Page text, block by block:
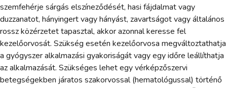
szemfehérje sárgás elszíneződését, hasi fájdalmat vagy
duzzanatot, hányingert vagy hányást, zavartságot vagy általános
rossz közérzetet tapasztal, akkor azonnal keresse fel
kezelőorvosát. Szükség esetén kezelőorvosa megváltoztathatja
a gyógyszer alkalmazási gyakoriságát vagy egy időre leállíthatja
az alkalmazását. Szükséges lehet egy vérképzőszervi
betegségekben járatos szakorvossal (hematológussal) történő